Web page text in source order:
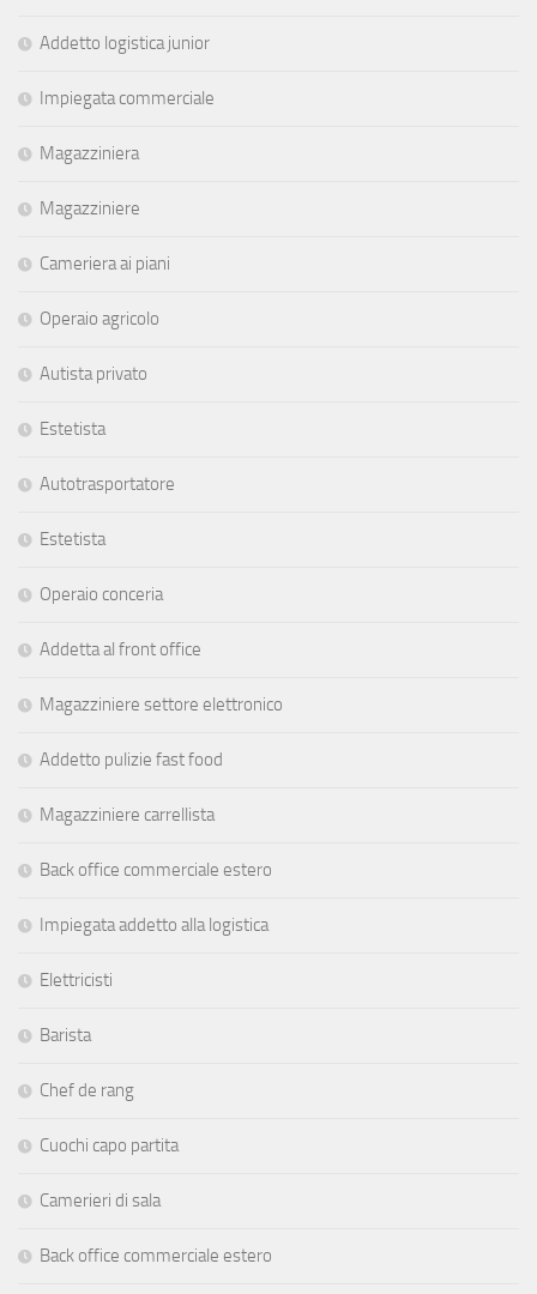
Addetto logistica junior
Impiegata commerciale
Magazziniera
Magazziniere
Cameriera ai piani
Operaio agricolo
Autista privato
Estetista
Autotrasportatore
Estetista
Operaio conceria
Addetta al front office
Magazziniere settore elettronico
Addetto pulizie fast food
Magazziniere carrellista
Back office commerciale estero
Impiegata addetto alla logistica
Elettricisti
Barista
Chef de rang
Cuochi capo partita
Camerieri di sala
Back office commerciale estero